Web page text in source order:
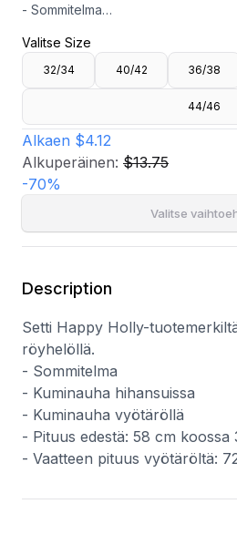
- Sommitelma
- Kuminauha vyötäröllä
- Pituus edestä: 58 cm koossa 36/38
- Vaatteen pituus vyötäröltä: 72 cm
Valitse Size
32/34 40/42 36/38
44/46
Alkaen $4.12
Alkuperäinen: $13.75
-70%
Valitse
Description
Setti Happy Holly-
röyhelöllä.
- Sommitelma
- Kuminauha hihansuissa
- Kuminauha vyötäröllä
- Pituus edestä: 58 cm koossa
- Vaatteen pituus vyötäröltä: